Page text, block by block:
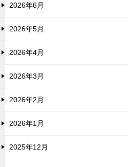
2026年6月
2026年5月
2026年4月
2026年3月
2026年2月
2026年1月
2025年12月